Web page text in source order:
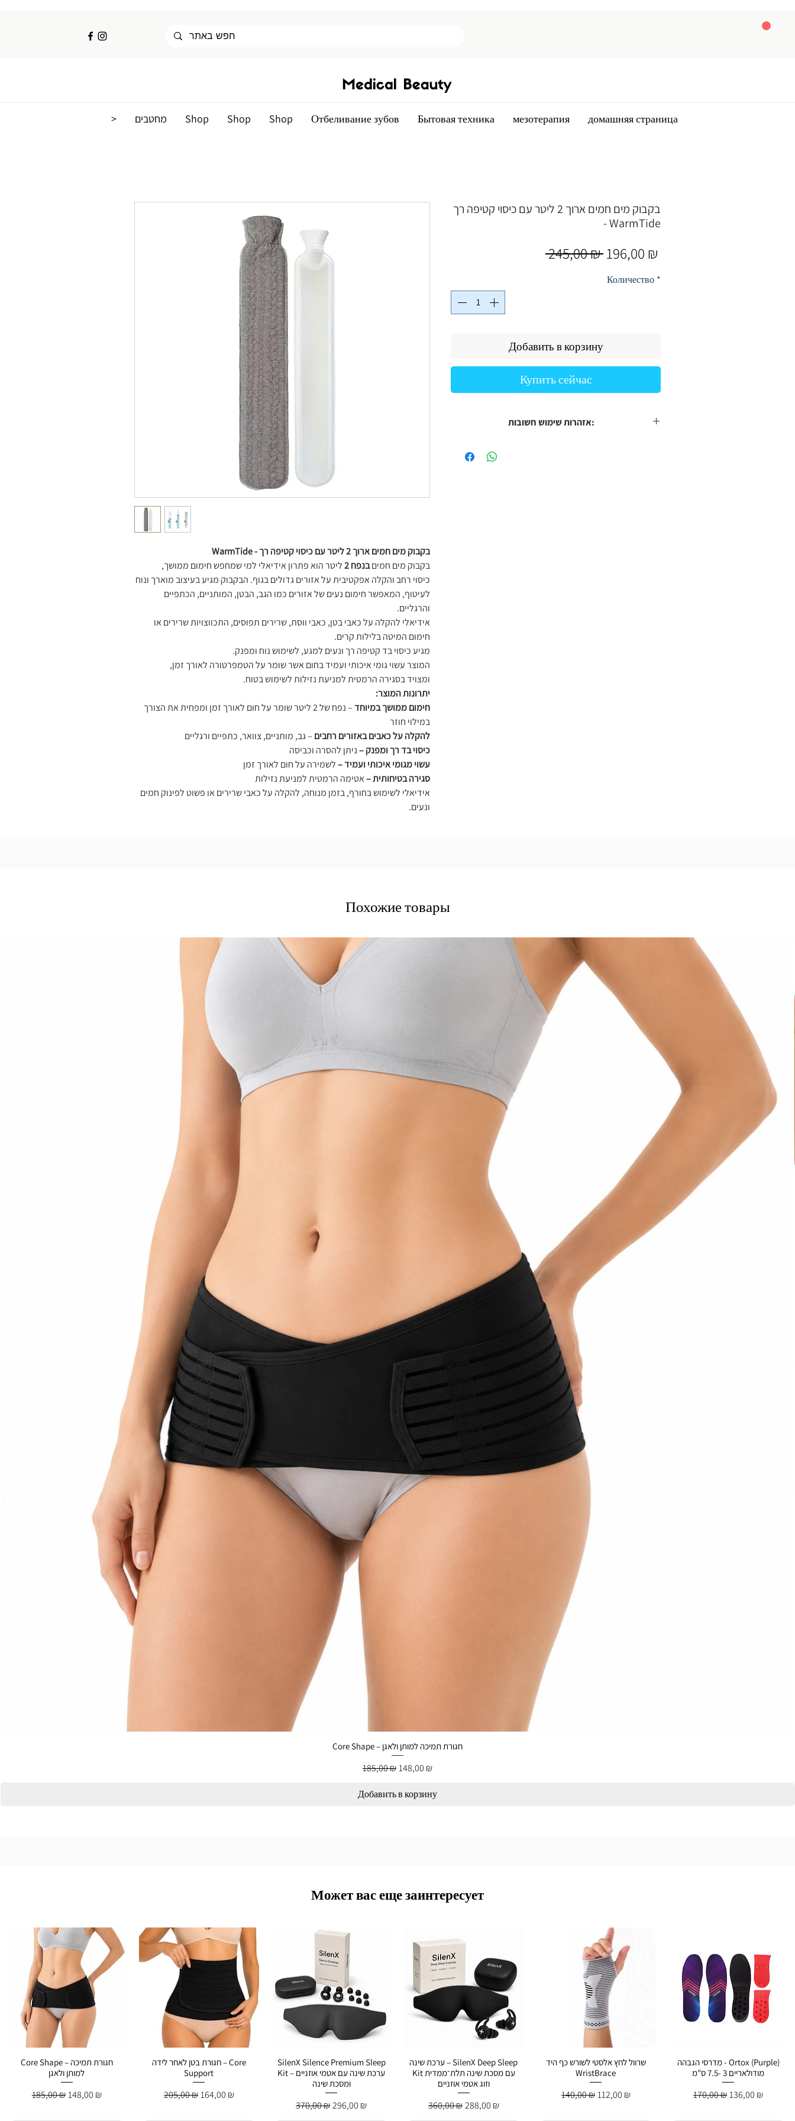
домашняя страница
мезотерапия
Бытовая техника
Отбеливание зубов
Shop
Shop
Shop מחטבים <
בקבוק מים חמים ארוך 2 ליטר עם כיסוי קטיפה רך - WarmTide
בקבוק מים חמיםבנפח 2
ליטר הוא פתרון אידיאלי למי שמחפש חימום ממושך,
כיסוי רחב והקלה אפקטיבית על אזורים גדולים בגוף. הבקבוק מגיע בעיצוב מוארך ונוח
לעיטוף, המאפשר חימום נעים של אזורים כמו הגב, הבטן, המותניים, הכתפיים
והרגליים.
אידיאלי להקלה על כאבי בטן, כאבי ווסת, שרירים תפוסים, התכווצויות שרירים או
חימום המיטה בלילות קרים.
מגיע כיסוי בד קטיפה רך ונעים למגע, לשימוש נוח ומפנק.
המוצר עשוי גומי איכותי ועמיד בחום אשר שומר על הטמפרטורה לאורך זמן,
ומצויד בסגירה הרמטית למניעת נזילות לשימוש בטוח.
יתרונות המוצר:
חימום ממושך במיוחד
– נפח של 2 ליטר שומר על חום לאורך זמן ומפחית את הצורך
במילוי חוזר
להקלה על כאבים באזורים רחבים – גב, מותניים, צוואר, כתפיים ורגליים
כיסוי בד רך ומפנק –ניתן להסרה וכביסה
עשוי מגומי איכותי ועמיד –לשמירה על חום לאורך זמן
סגירה בטיחותית –אטימה הרמטית למניעת נזילות
אידיאלי לשימוש בחורף, בזמן מנוחה, להקלה על כאבי שרירים או פשוט לפינוק חמים
ונעים.
בקבוק מים חמים ארוך 2 ליטר עם כיסוי קטיפה רך
- WarmTide
245,00 ₪ Обычная
196,00 ₪
Количество *
Добавить в корзину
Купить сейчас
אזהרות שימוש חשובות:
אין להצמיד ישירות לעור חשוף – יש להשתמש עם הכיסוי
Похожие товары
Core Shape – חגורת תמיכה למותן ולאגן
Обычная цена
185,00 ₪ Цена со скидкой
148,00 ₪
Добавить в корзину
Может вас еще заинтересует
Core Shape – חגורת תמיכה
למותן ולאגן
Обычная цена
185,00 ₪Цена со скидкой
148,00 ₪
חגורת בטן לאחר לידה – Core
Support
Обычная цена
205,00 ₪Цена со скидкой
164,00 ₪
SilenX Silence Premium Sleep
Kit – ערכת שינה עם אטמי אוזניים
ומסכת שינה
Обычная цена
370,00 ₪Цена со скидкой
296,00 ₪
ערכת שינה – SilenX Deep Sleep
Kit עם מסכת שינה תלת־ממדית
וזוג אטמי אוזניים
Обычная цена
360,00 ₪ Цена со скидкой
288,00 ₪
שרוול לחץ אלסטי לשורש כף היד
WristBrace
Обычная цена
140,00 ₪Цена со скидкой
112,00 ₪
מדרסי הגבהה - Ortox (Purple)
מודולאריים 3 -7.5 ס"מ
Обычная цена
170,00 ₪Цена со скидкой
136,00 ₪